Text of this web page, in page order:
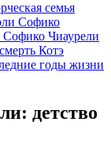
семья
Софико
Чиаурели
Котэ
годы жизни
детство